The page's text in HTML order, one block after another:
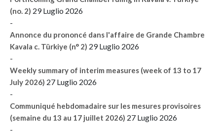
(no. 2) 29 Luglio 2026
-
Annonce du prononcé dans l'affaire de Grande Chambre
Kavala c. Türkiye (n° 2) 29 Luglio 2026
-
Weekly summary of interim measures (week of 13 to 17
July 2026) 27 Luglio 2026
-
Communiqué hebdomadaire sur les mesures provisoires
(semaine du 13 au 17 juillet 2026) 27 Luglio 2026
-